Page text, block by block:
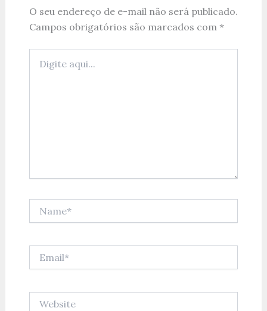
O seu endereço de e-mail não será publicado.
Campos obrigatórios são marcados com *
aqui...